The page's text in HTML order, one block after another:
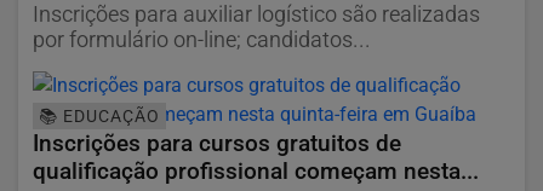
Inscrições para auxiliar logístico são realizadas
por formulário on-line; candidatos...
📚 EDUCAÇÃO
Inscrições para cursos gratuitos de
qualificação profissional começam nesta...